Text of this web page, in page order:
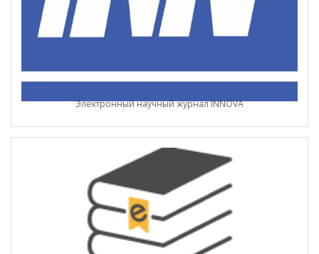
Электронный научный журнал INNOVA